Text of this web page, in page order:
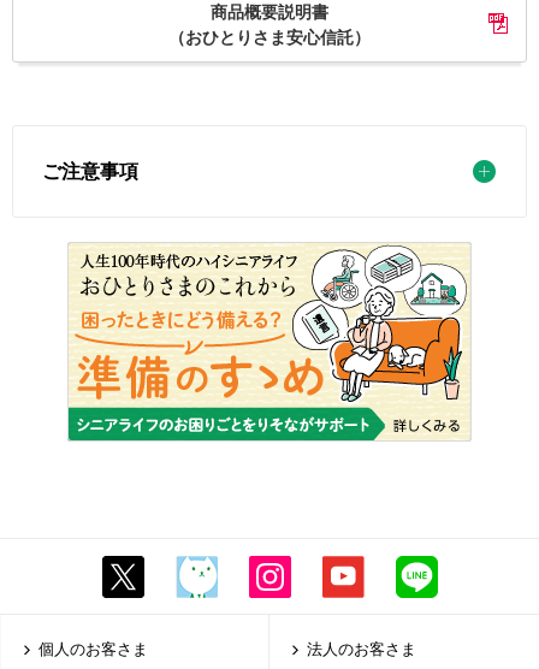
商品概要説明書
（おひとりさま安心信託）
ご注意事項
個人のお客さま 法人のお客さま